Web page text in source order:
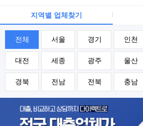
지역별 업체찾기
전체 서울 경기 인천
대전 세종 광주 울산
경북 전남 전북 충남